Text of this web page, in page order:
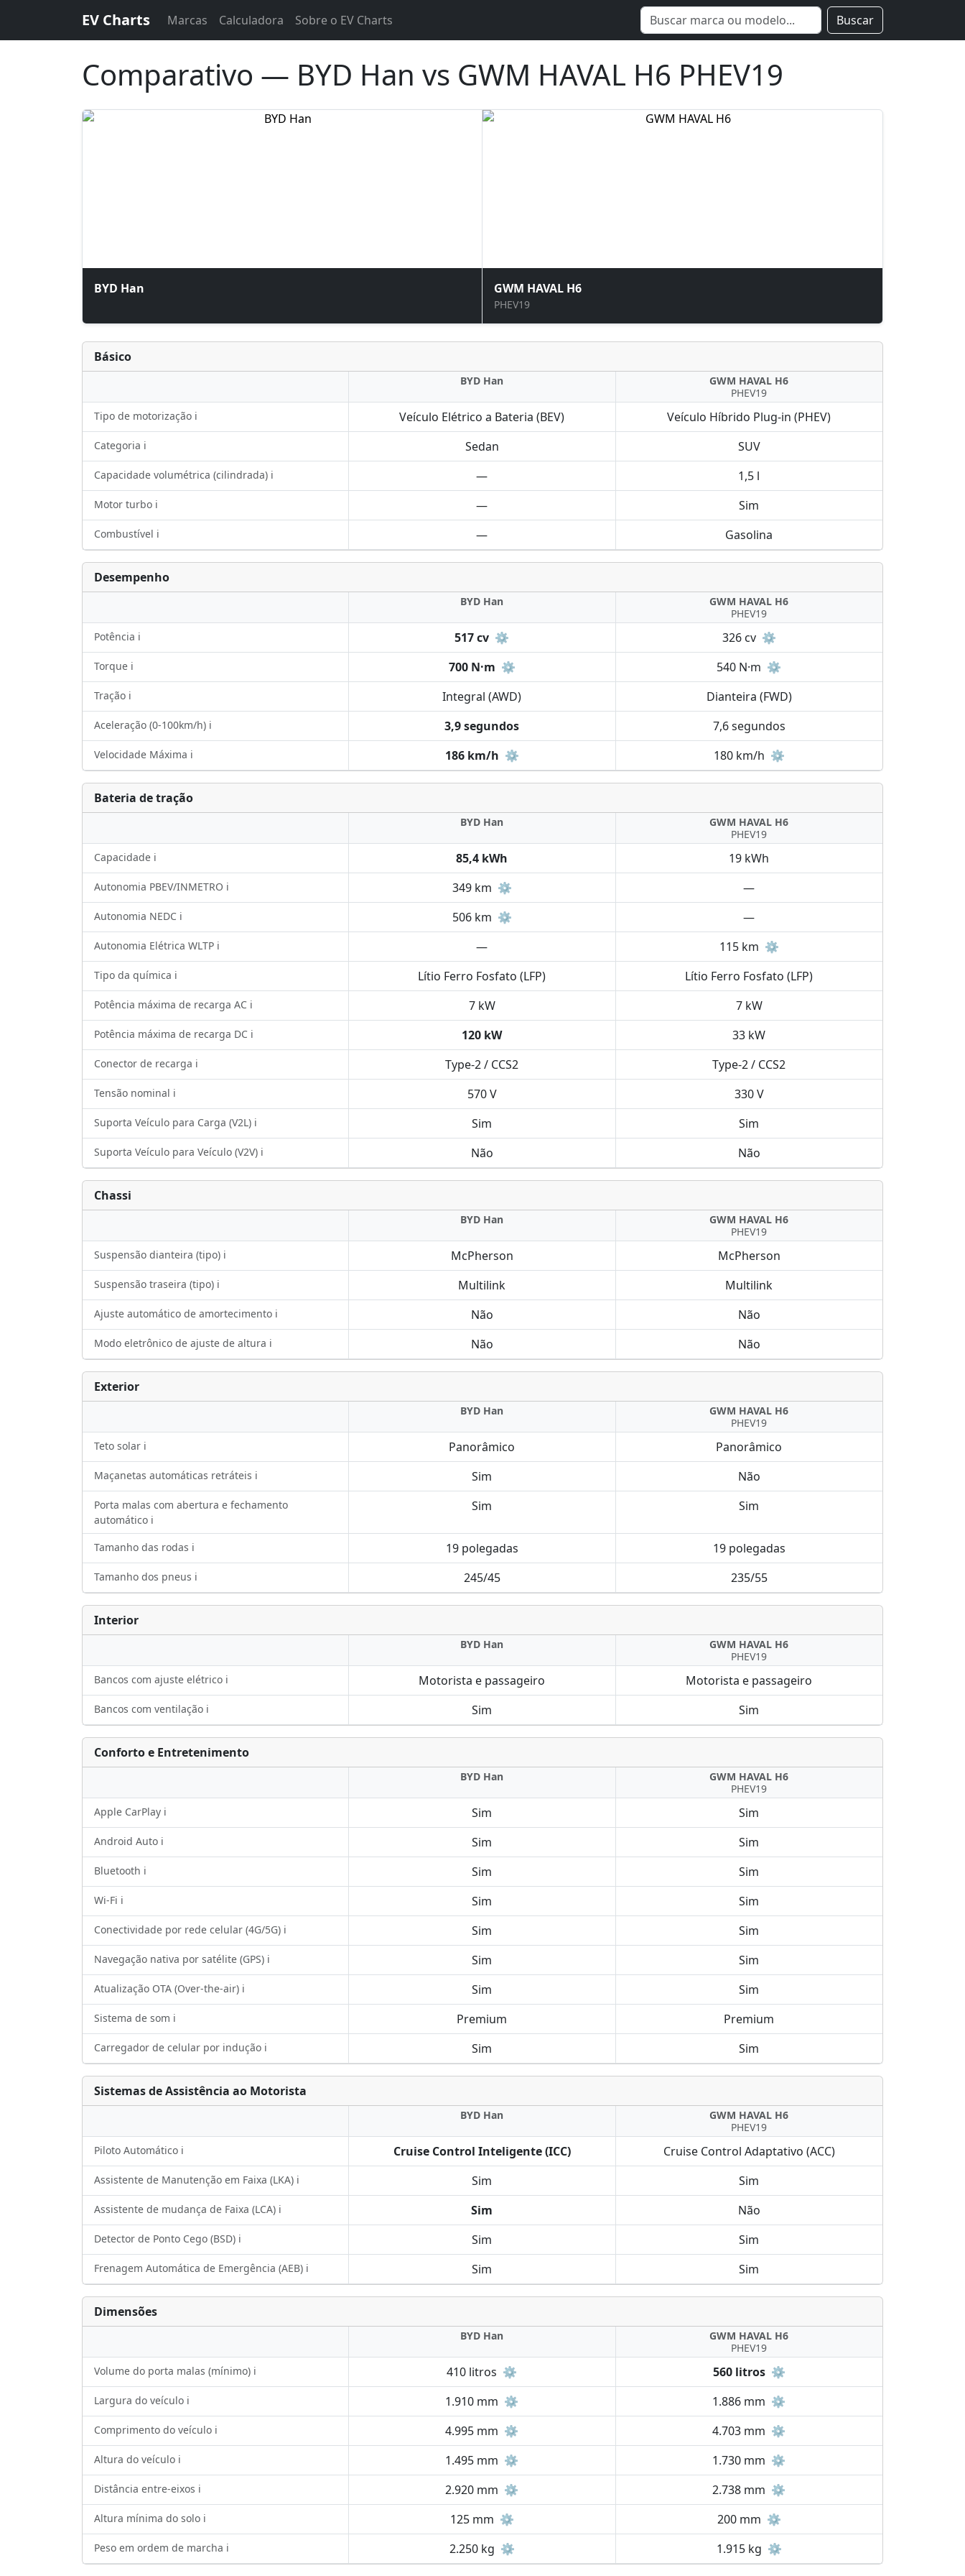
EV Charts Marcas Calculadora Sobre o EV Charts Buscar
Comparativo — BYD Han vs GWM HAVAL H6 PHEV19
BYD Han GWM HAVAL H6
PHEV19
Básico
BYD Han
GWM HAVAL H6
PHEV19
Tipo de motorização ℹ️
Veículo Elétrico a Bateria (BEV) Veículo Híbrido Plug-in (PHEV)
Categoria ℹ️ Sedan SUV
Capacidade volumétrica (cilindrada) ℹ️ — 1,5 l
Motor turbo ℹ️ — Sim
Combustível ℹ️ — Gasolina
Desempenho
BYD Han
GWM HAVAL H6
PHEV19
Potência ℹ️
517 cv ⚙️ 326 cv ⚙️
Torque ℹ️ 700 N·m ⚙️ 540 N·m ⚙️
Tração ℹ️ Integral (AWD) Dianteira (FWD)
Aceleração (0-100km/h) ℹ️ 3,9 segundos 7,6 segundos
Velocidade Máxima ℹ️ 186 km/h ⚙️ 180 km/h ⚙️
Bateria de tração
BYD Han
GWM HAVAL H6
PHEV19
Capacidade ℹ️
85,4 kWh 19 kWh
Autonomia PBEV/INMETRO ℹ️ 349 km ⚙️ —
Autonomia NEDC ℹ️ 506 km ⚙️ —
Autonomia Elétrica WLTP ℹ️ — 115 km ⚙️
Tipo da química ℹ️ Lítio Ferro Fosfato (LFP) Lítio Ferro Fosfato (LFP)
Potência máxima de recarga AC ℹ️ 7 kW 7 kW
Potência máxima de recarga DC ℹ️ 120 kW 33 kW
Conector de recarga ℹ️ Type-2 / CCS2 Type-2 / CCS2
Tensão nominal ℹ️ 570 V 330 V
Suporta Veículo para Carga (V2L) ℹ️ Sim Sim
Suporta Veículo para Veículo (V2V) ℹ️ Não Não
Chassi
BYD Han
GWM HAVAL H6
PHEV19
Suspensão dianteira (tipo) ℹ️
McPherson McPherson
Suspensão traseira (tipo) ℹ️ Multilink Multilink
Ajuste automático de amortecimento ℹ️ Não Não
Modo eletrônico de ajuste de altura ℹ️ Não Não
Exterior
BYD Han
GWM HAVAL H6
PHEV19
Teto solar ℹ️
Panorâmico Panorâmico
Maçanetas automáticas retráteis ℹ️ Sim Não
Porta malas com abertura e fechamento
automático ℹ️
Sim Sim
Tamanho das rodas ℹ️ 19 polegadas 19 polegadas
Tamanho dos pneus ℹ️ 245/45 235/55
Interior
BYD Han
GWM HAVAL H6
PHEV19
Bancos com ajuste elétrico ℹ️
Motorista e passageiro Motorista e passageiro
Bancos com ventilação ℹ️ Sim Sim
Conforto e Entretenimento
BYD Han
GWM HAVAL H6
PHEV19
Apple CarPlay ℹ️
Sim Sim
Android Auto ℹ️ Sim Sim
Bluetooth ℹ️ Sim Sim
Wi-Fi ℹ️ Sim Sim
Conectividade por rede celular (4G/5G) ℹ️ Sim Sim
Navegação nativa por satélite (GPS) ℹ️ Sim Sim
Atualização OTA (Over-the-air) ℹ️ Sim Sim
Sistema de som ℹ️ Premium Premium
Carregador de celular por indução ℹ️ Sim Sim
Sistemas de Assistência ao Motorista
BYD Han
GWM HAVAL H6
PHEV19
Piloto Automático ℹ️
Cruise Control Inteligente (ICC) Cruise Control Adaptativo (ACC)
Assistente de Manutenção em Faixa (LKA) ℹ️ Sim Sim
Assistente de mudança de Faixa (LCA) ℹ️ Sim Não
Detector de Ponto Cego (BSD) ℹ️ Sim Sim
Frenagem Automática de Emergência (AEB) ℹ️ Sim Sim
Dimensões
BYD Han
GWM HAVAL H6
PHEV19
Volume do porta malas (mínimo) ℹ️
410 litros ⚙️ 560 litros ⚙️
Largura do veículo ℹ️ 1.910 mm ⚙️ 1.886 mm ⚙️
Comprimento do veículo ℹ️ 4.995 mm ⚙️ 4.703 mm ⚙️
Altura do veículo ℹ️ 1.495 mm ⚙️ 1.730 mm ⚙️
Distância entre-eixos ℹ️ 2.920 mm ⚙️ 2.738 mm ⚙️
Altura mínima do solo ℹ️ 125 mm ⚙️ 200 mm ⚙️
Peso em ordem de marcha ℹ️ 2.250 kg ⚙️ 1.915 kg ⚙️